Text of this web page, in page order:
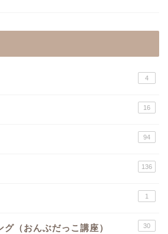
4
16
94
136
1
（おんぶだっこ講座） 30